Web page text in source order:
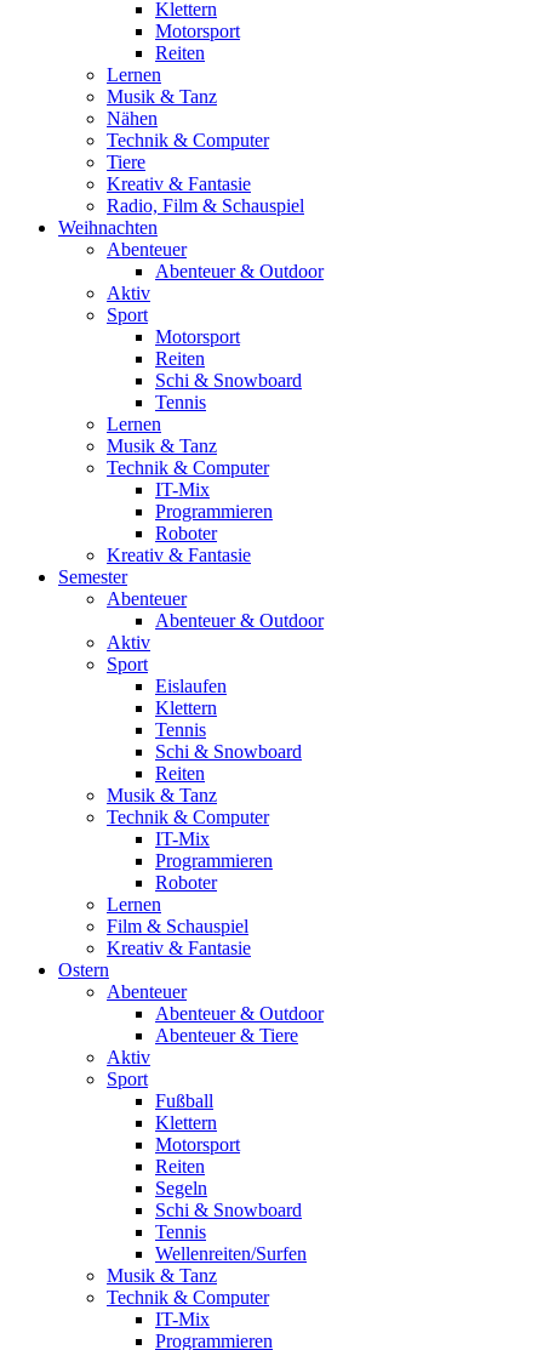
Klettern
Motorsport
Reiten
Lernen
Musik & Tanz
Nähen
Technik & Computer
Tiere
Kreativ & Fantasie
Radio, Film & Schauspiel
Weihnachten
Abenteuer
Abenteuer & Outdoor
Aktiv
Sport
Motorsport
Reiten
Schi & Snowboard
Tennis
Lernen
Musik & Tanz
Technik & Computer
IT-Mix
Programmieren
Roboter
Kreativ & Fantasie
Semester
Abenteuer
Abenteuer & Outdoor
Aktiv
Sport
Eislaufen
Klettern
Tennis
Schi & Snowboard
Reiten
Musik & Tanz
Technik & Computer
IT-Mix
Programmieren
Roboter
Lernen
Film & Schauspiel
Kreativ & Fantasie
Ostern
Abenteuer
Abenteuer & Outdoor
Abenteuer & Tiere
Aktiv
Sport
Fußball
Klettern
Motorsport
Reiten
Segeln
Schi & Snowboard
Tennis
Wellenreiten/Surfen
Musik & Tanz
Technik & Computer
IT-Mix
Programmieren